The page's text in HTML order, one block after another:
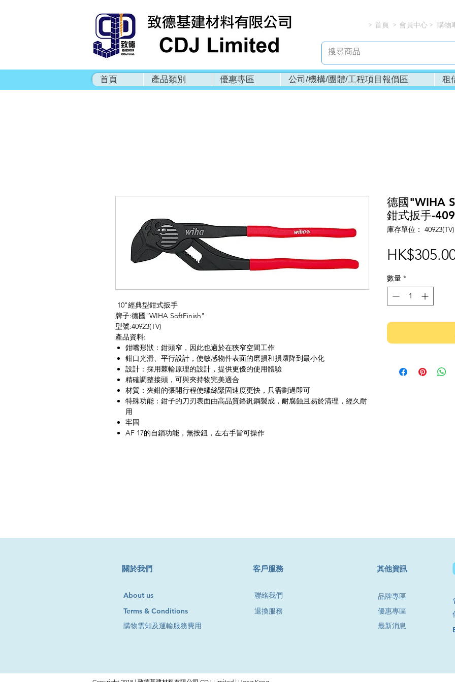
> > >
首頁 會員中心 購物
首頁 產品類別 優惠專區 公司/機構/團體/工程項目報價區 租
10"經典型鉗式扳手
牌子:德國"WIHA SoftFinish"
型號:40923(TV)
產品資料:
鉗嘴形狀：鉗頭窄，因此也適於在狹窄空間工作
鉗口光滑、平行設計，使敏感物件表面的磨損和損壞降到最小化
設計：採用棘輪原理的設計，提供更優的使用體驗
精確調整接頭，可與夾持物完美適合
材質：夾鉗的張開行程使螺絲緊固速度更快，只需劃過即可
特殊功能：鉗子的刀刃表面由高品質鉻釩鋼製成，耐腐蝕且易於清理，經久耐
用
牢固
AF 17的自鎖功能，無按鈕，左右手皆可操作
德國"WIHA
鉗式扳手-
庫存單位： 40923(TV)
數量 *
​關於我們
About us
Terms & Conditions
​客戶服務
聯絡我們
退換服務
購物需知及運輸服務費用
其他資訊
品牌專區
優惠專區
最新消息